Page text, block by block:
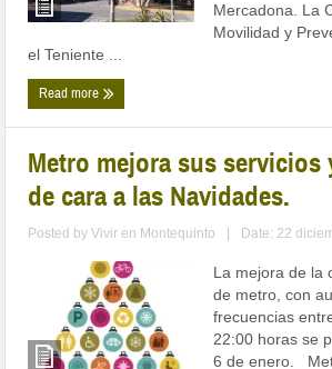
Mercadona. La
Movilidad y
el Teniente ...
Read more
Metro mejora sus servicios
de cara a las Navidades.
Posted byVivir en Montequinto Date: 22
La mejora de la
de metro, con
frecuencias
22:00 horas se
6 de enero.